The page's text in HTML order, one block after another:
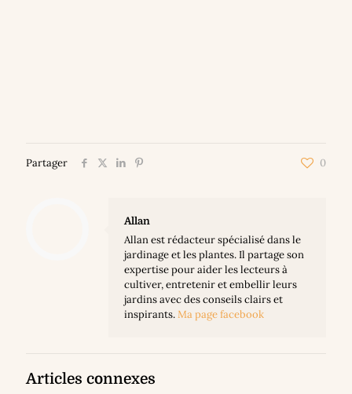
Partager 0
Allan
Allan est rédacteur spécialisé dans le
jardinage et les plantes. Il partage son
expertise pour aider les lecteurs à
cultiver, entretenir et embellir leurs
jardins avec des conseils clairs et
inspirants.Ma page facebook
Articles connexes